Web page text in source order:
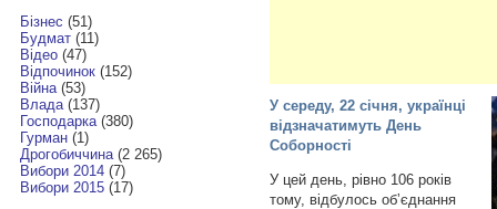
Бізнес (51)
Будмат(11)
Відео(47)
Відпочинок(152)
Війна(53)
Влада(137)
Господарка(380)
Гурман(1)
Дрогобиччина(2 265)
Вибори 2014(7)
Вибори 2015(17)
У середу, 22 січня, українці
відзначатимуть День
Соборності
У цей день, рівно 106 років
тому, відбулось обʼєднання